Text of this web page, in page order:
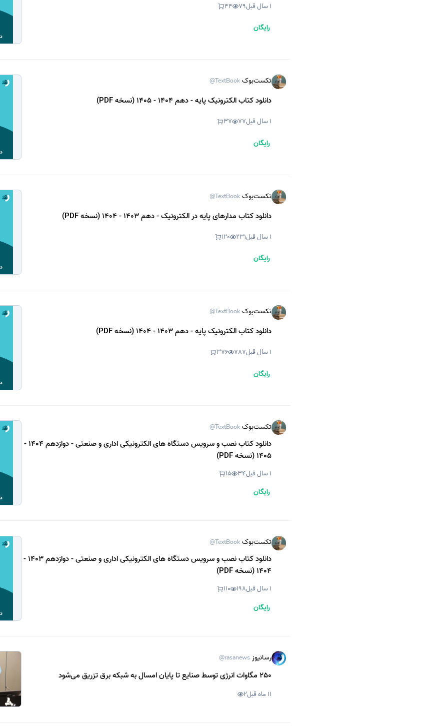
1 سال قبل 79
44
رایگان
تکست‌بوک @TextBook
دانلود کتاب الکترونیک پایه - دهم 1404 - 1405 (نسخه PDF)
1 سال قبل 77
37
رایگان
تکست‌بوک @TextBook
دانلود کتاب مدارهای پایه در الکترونیک - دهم 1403 - 1404 (نسخه PDF)
1 سال قبل 231
120
رایگان
تکست‌بوک @TextBook
دانلود کتاب الکترونیک پایه - دهم 1403 - 1404 (نسخه PDF)
1 سال قبل 787
376
رایگان
تکست‌بوک @TextBook
دانلود کتاب نصب و سرویس دستگاه های الکترونیکی اداری و صنعتی - دوازدهم 1404 -
1405 (نسخه PDF)
1 سال قبل 34
15
رایگان
تکست‌بوک @TextBook
دانلود کتاب نصب و سرویس دستگاه های الکترونیکی اداری و صنعتی - دوازدهم 1403 -
1404 (نسخه PDF)
1 سال قبل 198
110
رایگان
رسانیوز @rasanews
250 مگاوات انرژی توسط صنایع تا پایان امسال به شبکه برق تزریق می‌شود
11 ماه قبل 2